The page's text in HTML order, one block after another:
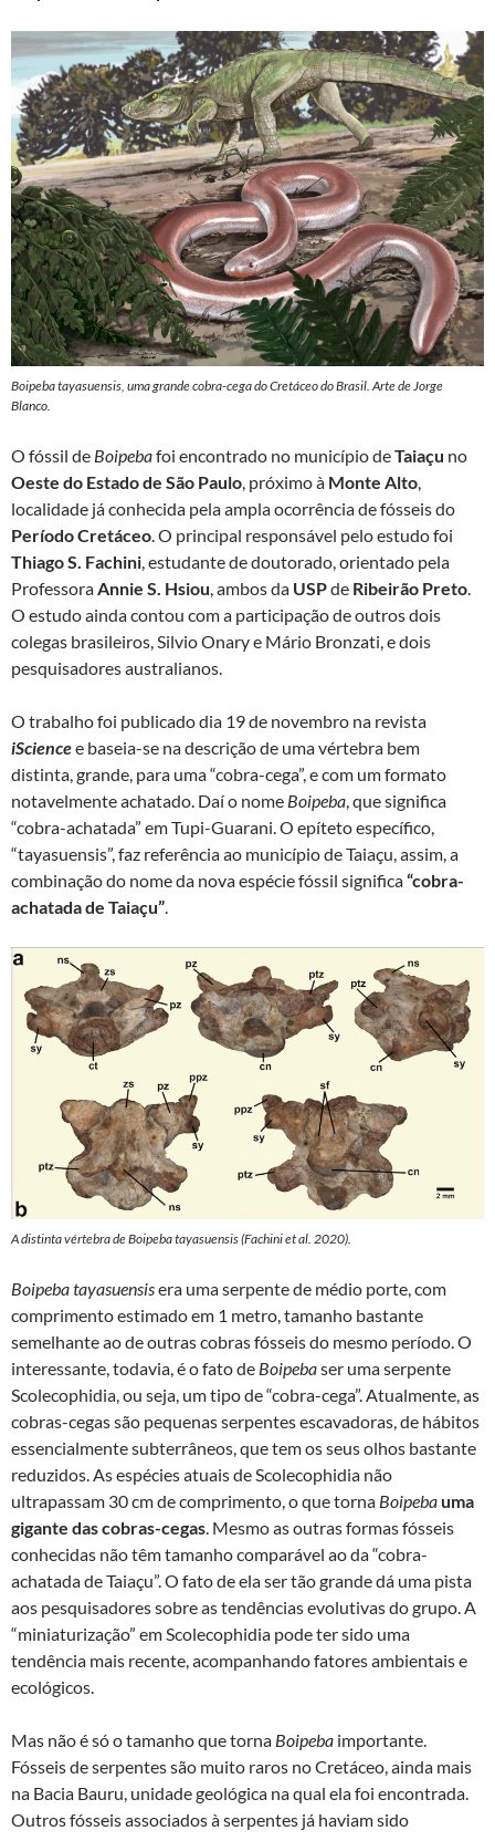
Boipeba tayasuensis, uma grande cobra-cega do Cretáceo do Brasil. Arte de Jorge
Blanco.
O fóssil de Boipebafoi encontrado no município deTaiaçu no
Oeste do Estado de São Paulo, próximo à Monte Alto,
localidade já conhecida pela ampla ocorrência de fósseis do
PeríodoCretáceo. O principal responsável pelo estudo foi
Thiago S. Fachini, estudante de doutorado, orientado pela
ProfessoraAnnie S. Hsiou, ambos da USPde Ribeirão Preto.
O estudo ainda contou com a participação de outros dois
colegas brasileiros, Silvio Onary e Mário Bronzati, e dois
pesquisadores australianos.
O trabalho foi publicado dia 19 de novembro na revista
iSciencee baseia-se na descrição de uma vértebra bem
distinta, grande, para uma “cobra-cega”, e com um formato
notavelmente achatado. Daí o nome Boipeba, que significa
“cobra-achatada” em Tupi-Guarani. O epíteto específico,
“tayasuensis”, faz referência ao município de Taiaçu, assim, a
combinação do nome da nova espécie fóssil significa“cobra-
achatada de Taiaçu”.
A distinta vértebra de Boipeba tayasuensis (Fachini et al. 2020).
Boipeba tayasuensisera uma serpente de médio porte, com
comprimento estimado em 1 metro, tamanho bastante
semelhante ao de outras cobras fósseis do mesmo período. O
interessante, todavia, é o fato de Boipebaser uma serpente
Scolecophidia, ou seja, um tipo de “cobra-cega”. Atualmente, as
cobras-cegas são pequenas serpentes escavadoras, de hábitos
essencialmente subterrâneos, que tem os seus olhos bastante
reduzidos. As espécies atuais de Scolecophidia não
ultrapassam 30 cm de comprimento, o que torna Boipebauma
gigante das cobras-cegas . Mesmo as outras formas fósseis
conhecidas não têm tamanho comparável ao da “cobra-
achatada de Taiaçu”. O fato de ela ser tão grande dá uma pista
aos pesquisadores sobre as tendências evolutivas do grupo. A
“miniaturização” em Scolecophidia pode ter sido uma
tendência mais recente, acompanhando fatores ambientais e
ecológicos.
Mas não é só o tamanho que torna Boipeba importante.
Fósseis de serpentes são muito raros no Cretáceo, ainda mais
na Bacia Bauru, unidade geológica na qual ela foi encontrada.
Outros fósseis associados à serpentes já haviam sido